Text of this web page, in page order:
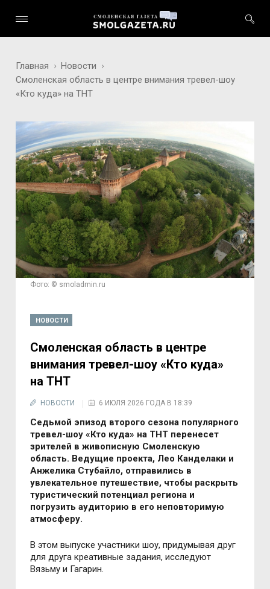
Главная
Новости
Смоленская область в центре внимания тревел-шоу
«Кто куда» на ТНТ
Фото: © smoladmin.ru
НОВОСТИ
Смоленская область в центре
внимания тревел-шоу «Кто куда»
на ТНТ
НОВОСТИ 6 ИЮЛЯ 2026 ГОДА В 18:39
Седьмой эпизод второго сезона популярного
тревел-шоу «Кто куда» на ТНТ перенесет
зрителей в живописную Смоленскую
область. Ведущие проекта, Лео Канделаки и
Анжелика Стубайло, отправились в
увлекательное путешествие, чтобы раскрыть
туристический потенциал региона и
погрузить аудиторию в его неповторимую
атмосферу.
В этом выпуске участники шоу, придумывая друг
для друга креативные задания, исследуют
Вязьму и Гагарин.